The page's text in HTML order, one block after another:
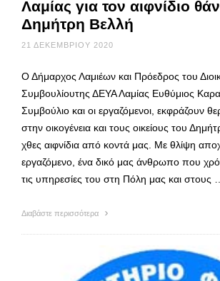
Λαμίας για τον αιφνίδιο
Δημήτρη Βελλή
21 ΔΕΚΕΜΒΡΊΟΥ 2020
Ο Δήμαρχος Λαμιέων και Πρόεδρος του
Συμβουλίουτης ΔΕΥΑ Λαμίας Ευθύμιος
Συμβούλιο και οι εργαζόμενοι, εκφράζουν
στην οικογένεια και τους οικείους του
χθες αιφνίδια από κοντά μας. Με θλίψη
εργαζόμενο, ένα δικό μας άνθρωπο που
τις υπηρεσίες του στη Πόλη μας και στους
Διαβάστε περισσότερα